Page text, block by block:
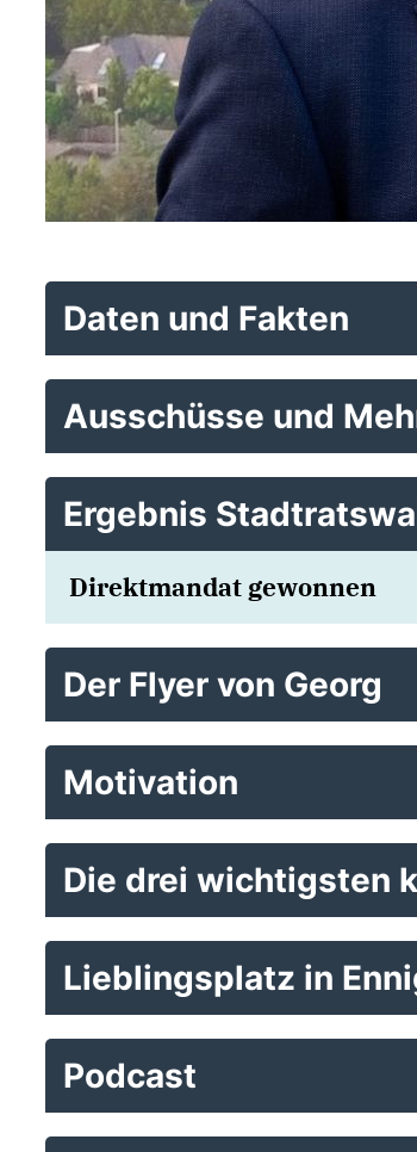
Daten und Fakten
Ausschüsse und
Ergebnis
Direktmandat gewonnen
Der Flyer von Georg
Motivation
Die drei wichtigsten
Lieblingsplatz in
Podcast